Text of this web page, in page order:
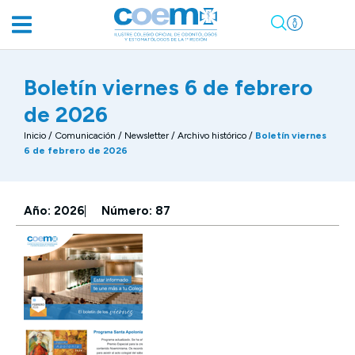
Boletín viernes 6 de febrero
de 2026
Inicio / Comunicación / Newsletter / Archivo histórico / Boletín viernes
6 de febrero de 2026
Año: 2026 Número: 87